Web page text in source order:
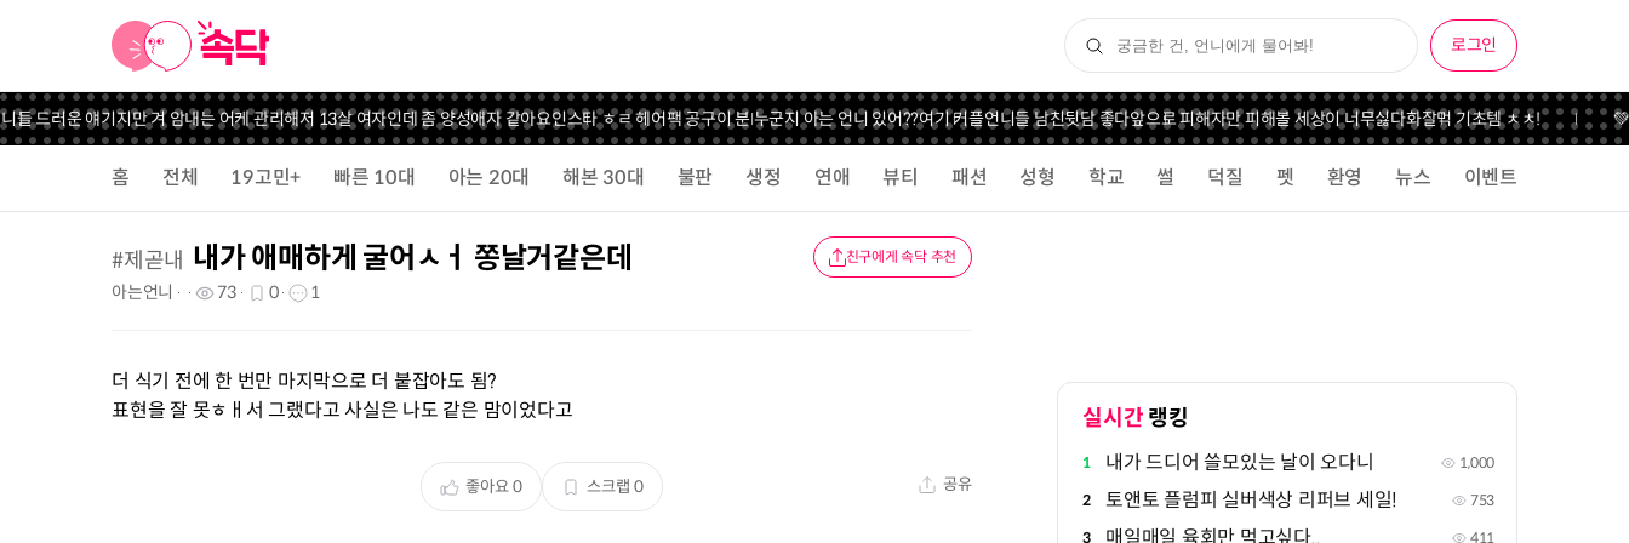
로그인
드러운 얘기지만 겨 암내는 어케 관리해저 13살 여자인데 좀 양성애자 같아요인스타 ㅎㄹ 헤어팩 공구이 분 누군지 아는 언니 있어??여기 커플언니들 남친뒷담 좋다앞으로 피해자만 피해볼 세상이 너무싫다화잘먹 기초템 ㅊㅊ! 💚
홈 전체 19고민+ 빠른 10대 아는 20대 해본 30대 불판 생정 연애 뷰티 패션 성형 학교 썰 덕질 펫 환영 뉴스 이벤트
#제곧내 내가 애매하게 굴어ㅅㅓ 쫑날거같은데 친구에게 속닥 추천
아는언니 73 0 1
더 식기 전에 한 번만 마지막으로 더 붙잡아도 됨?
표현을 잘 못ㅎㅐ서 그랬다고 사실은 나도 같은 맘이었다고
좋아요0 스크랩 0 공유
실시간 랭킹
1 내가 드디어 쓸모있는 날이 오다니 1,000
2 토앤토 플럼피 실버색상 리퍼브 세일! 753
3 매일매일 육회만 먹고싶다.. 411